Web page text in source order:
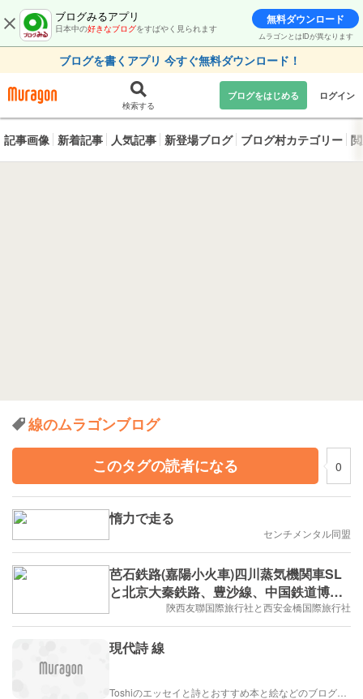
ブログみるアプリ
日本中の好きなブログをすばやく見られます
無料ダウンロード
ムラゴンとはIDが異なります
ブログを書くアプリ 今すぐ無料ダウンロード！
検索する
ブログをはじめる ログイン
記事画像 新着記事 人気記事 新登場ブログ ブログ村カテゴリー
線のムラゴンブログ
このタグの読者になる
0
惰力で走る
センチメンタル同盟
芭石鉄路(嘉陽小火車)四川蒸気機関車SL
と北京大秦鉄路、豊沙線、中国鉄道博物
館東郊館見学撮影集客(現地催行プライベ
ートツアー)
陝西友聯国際旅行社と西安金橋国際旅行社
現代詩 線